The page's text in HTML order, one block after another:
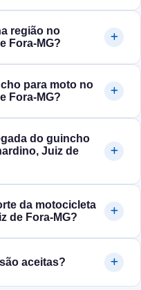
região no
Fora‑MG?
para moto no
Fora‑MG?
do guincho
Juiz de
da motocicleta
de Fora‑MG?
aceitas?